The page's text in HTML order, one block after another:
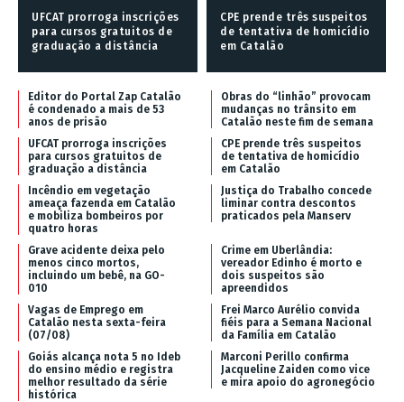
UFCAT prorroga inscrições
para cursos gratuitos de
graduação a distância
CPE prende três suspeitos
de tentativa de homicídio
em Catalão
Editor do Portal Zap Catalão
é condenado a mais de 53
anos de prisão
Obras do “linhão” provocam
mudanças no trânsito em
Catalão neste fim de semana
UFCAT prorroga inscrições
para cursos gratuitos de
graduação a distância
CPE prende três suspeitos
de tentativa de homicídio
em Catalão
Incêndio em vegetação
ameaça fazenda em Catalão
e mobiliza bombeiros por
quatro horas
Justiça do Trabalho concede
liminar contra descontos
praticados pela Manserv
Grave acidente deixa pelo
menos cinco mortos,
incluindo um bebê, na GO-
010
Crime em Uberlândia:
vereador Edinho é morto e
dois suspeitos são
apreendidos
Vagas de Emprego em
Catalão nesta sexta-feira
(07/08)
Frei Marco Aurélio convida
fiéis para a Semana Nacional
da Família em Catalão
Goiás alcança nota 5 no Ideb
do ensino médio e registra
melhor resultado da série
histórica
Marconi Perillo confirma
Jacqueline Zaiden como vice
e mira apoio do agronegócio